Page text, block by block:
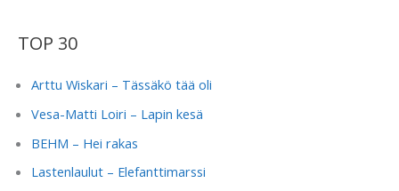
TOP 30
Arttu Wiskari – Tässäkö tää oli
Vesa-Matti Loiri – Lapin kesä
BEHM – Hei rakas
Lastenlaulut – Elefanttimarssi